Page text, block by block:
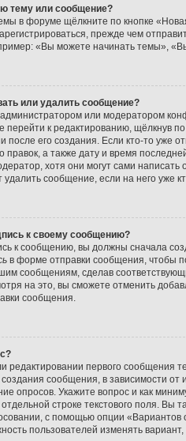
тему или сообщение?
в форуме щёлкните по кнопке
прежде чем
«Вы можете начинать темы»,
или удалить сообщение?
или модератором
к редактированию, щёлкнув
после его создания. Если кто-то уже
правок, а также дату и время
хотя они могут сами
удалить сообщение, если на него уже
к своему сообщению?
к сообщению, вы должны сначала
в форме отправки сообщения, чтобы
сообщениям, сделав
на это, вы сможете отменить
сообщения.
редактировании первого сообщения
сообщения, в зависимости от
опросов. Укажите вопрос и как
строке текстового поля. Вы
с помощью опции «Вариантов
пользователей изменять